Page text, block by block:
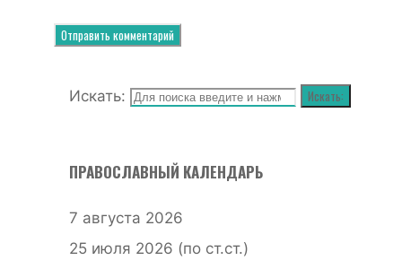
Искать: Искать:
ПРАВОСЛАВНЫЙ КАЛЕНДАРЬ
7 августа 2026
25 июля 2026 (по ст.ст.)